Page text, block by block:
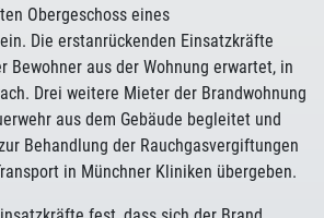
Obergeschoss eines
Die erstanrückenden Einsatzkräfte
Bewohner aus der Wohnung erwartet, in
Drei weitere Mieter der Brandwohnung
aus dem Gebäude begleitet und
Behandlung der Rauchgasvergiftungen
in Münchner Kliniken übergeben.